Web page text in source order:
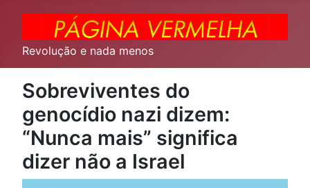
Revolução e nada menos
Sobreviventes do
genocídio nazi dizem:
“Nunca mais” significa
dizer não a Israel